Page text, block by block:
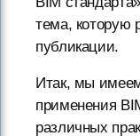
тема, которую
публикации.
Итак, мы
применения
различных